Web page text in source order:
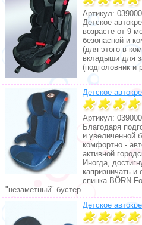
Артикул:
Детское
возрасте от 9
безопасной и
(для этого в
вкладыши для
(подголовник и
Детское
Артикул:
Благодаря
и увеличенной
комфортно -
активной
Иногда,
капризничать и
спинка BÖRN
"незаметный" бустер...
Детское